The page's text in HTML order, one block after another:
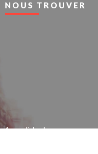
NOUS TROUVER
Agrandir le plan